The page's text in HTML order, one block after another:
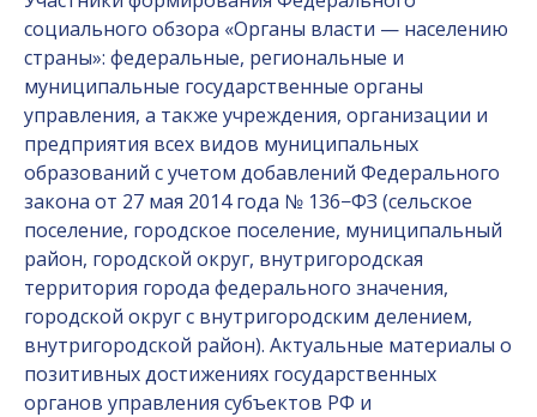
социального обзора «Органы власти — населению
страны»: федеральные, региональные и
муниципальные государственные органы
управления, а также учреждения, организации и
предприятия всех видов муниципальных
образований с учетом добавлений Федерального
закона от 27 мая 2014 года № 136−ФЗ (сельское
поселение, городское поселение, муниципальный
район, городской округ, внутригородская
территория города федерального значения,
городской округ с внутригородским делением,
внутригородской район). Актуальные материалы о
позитивных достижениях государственных
органов управления субъектов РФ и